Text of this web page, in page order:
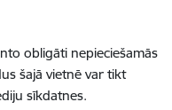
obligāti nepieciešamās
šajā vietnē var tikt
sīkdatnes.